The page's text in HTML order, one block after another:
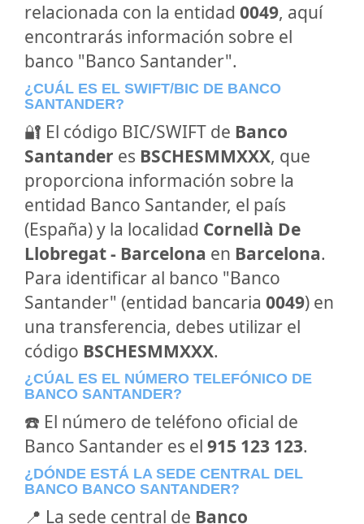
relacionada con la entidad 0049, aquí
encontrarás información sobre el
banco "Banco Santander".
¿CUÁL ES EL SWIFT/BIC DE BANCO
SANTANDER?
🔐 El código BIC/SWIFT de Banco
Santander es BSCHESMMXXX, que
proporciona información sobre la
entidad Banco Santander, el país
(España) y la localidad Cornellà De
Llobregat - Barcelona en Barcelona.
Para identificar al banco "Banco
Santander" (entidad bancaria 0049) en
una transferencia, debes utilizar el
código BSCHESMMXXX.
¿CÚAL ES EL NÚMERO TELEFÓNICO DE
BANCO SANTANDER?
☎️ El número de teléfono oficial de
Banco Santander es el 915 123 123.
¿DÓNDE ESTÁ LA SEDE CENTRAL DEL
BANCO BANCO SANTANDER?
📍 La sede central de Banco